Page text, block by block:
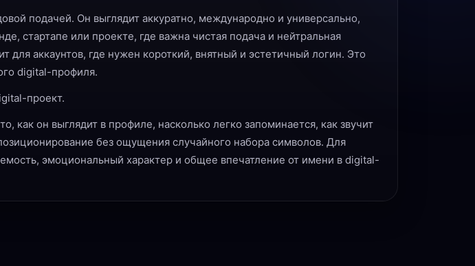
подачей. Он выглядит аккуратно, международно и универсально,
стартапе или проекте, где важна чистая подача и нейтральная
для аккаунтов, где нужен короткий, внятный и эстетичный логин. Это
digital-профиля.
проект.
как он выглядит в профиле, насколько легко запоминается, как звучит
без ощущения случайного набора символов. Для
эмоциональный характер и общее впечатление от имени в digital-